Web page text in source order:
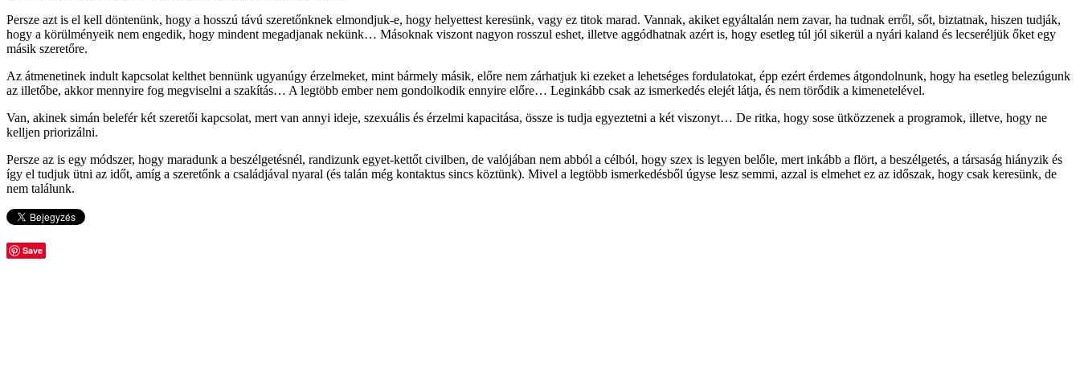
Persze azt is el kell döntenünk, hogy a hosszú távú szeretőnknek elmondjuk-e, hogy helyettest keresünk, vagy ez titok marad. Vannak, akiket egyáltalán nem zavar, ha tudnak erről, sőt, biztatnak, hiszen tudják,
hogy a körülményeik nem engedik, hogy mindent megadjanak nekünk… Másoknak viszont nagyon rosszul eshet, illetve aggódhatnak azért is, hogy esetleg túl jól sikerül a nyári kaland és lecseréljük őket egy
másik szeretőre.
Az átmenetinek indult kapcsolat kelthet bennünk ugyanúgy érzelmeket, mint bármely másik, előre nem zárhatjuk ki ezeket a lehetséges fordulatokat, épp ezért érdemes átgondolnunk, hogy ha esetleg belezúgunk
az illetőbe, akkor mennyire fog megviselni a szakítás… A legtöbb ember nem gondolkodik ennyire előre… Leginkább csak az ismerkedés elejét látja, és nem törődik a kimenetelével.
Van, akinek simán belefér két szeretői kapcsolat, mert van annyi ideje, szexuális és érzelmi kapacitása, össze is tudja egyeztetni a két viszonyt… De ritka, hogy sose ütközzenek a programok, illetve, hogy ne
kelljen priorizálni.
Persze az is egy módszer, hogy maradunk a beszélgetésnél, randizunk egyet-kettőt civilben, de valójában nem abból a célból, hogy szex is legyen belőle, mert inkább a flört, a beszélgetés, a társaság hiányzik és
így el tudjuk ütni az időt, amíg a szeretőnk a családjával nyaral (és talán még kontaktus sincs köztünk). Mivel a legtöbb ismerkedésből úgyse lesz semmi, azzal is elmehet ez az időszak, hogy csak keresünk, de
nem találunk.
Save